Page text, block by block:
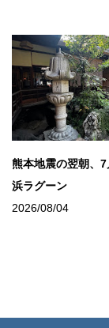
熊本地震の翌朝、
浜ラグーン
2026/08/04